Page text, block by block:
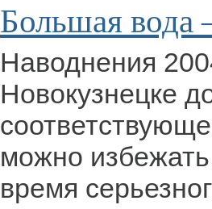
Большая вода
Наводнения
Новокузнецке
можно
время